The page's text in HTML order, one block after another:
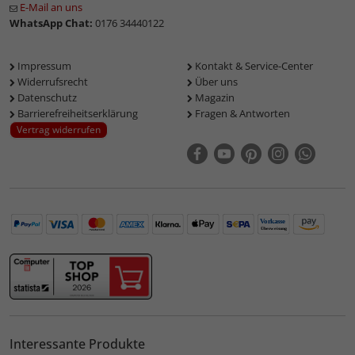
E-Mail an uns
WhatsApp Chat: 0176 34440122
Impressum
Widerrufsrecht
Datenschutz
Barrierefreiheitserklärung
Vertrag widerrufen
Kontakt & Service-Center
Über uns
Magazin
Fragen & Antworten
Interessante Produkte